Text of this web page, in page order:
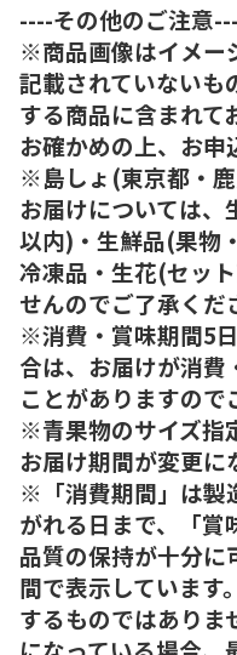
----その他のご注意
※商品画像はイメー
記載されていないも
する商品に含まれて
お確かめの上、お申
※島しょ(東京都・
お届けについては、
以内)・生鮮品(果物
冷凍品・生花(セッ
せんのでご了承くだ
※消費・賞味期間5
合は、お届けが消費
ことがありますので
※青果物のサイズ指
お届け期間が変更に
※「消費期間」は製
がれる日まで、「賞
品質の保持が十分に
間で表示しています
するものではありま